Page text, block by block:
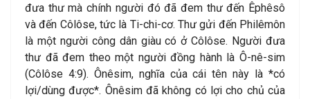
đưa thư mà chính người đó đã đem thư đến Êphêsô
và đến Côlôse, tức là Ti-chi-cơ. Thư gửi đến Philêmôn
là một người công dân giàu có ở Côlôse. Người đưa
thư đã đem theo một người đồng hành là Ô-nê-sim
(Côlôse 4:9). Ônêsim, nghĩa của cái tên này là *có
lợi/dùng được*. Ônêsim đã không có lợi cho chủ của